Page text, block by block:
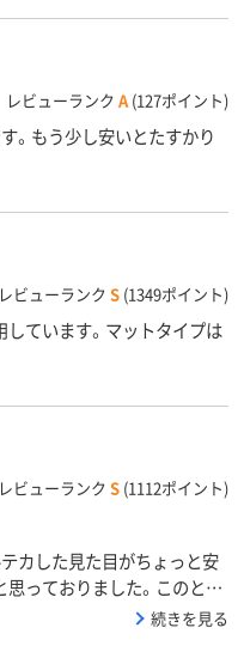
レビューランク A (127ポイント)
。もう少し安いとたすかり
レビューランク S (1349ポイント)
ています。マットタイプは
レビューランク S (1112ポイント)
カした見た目がちょっと安
っておりました。このとこ
たのですが、見た目はさらっ
続きを見る